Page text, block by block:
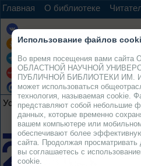
Главная О библиотеке
Услуги Ресурсы Проекты
Использование файлов
Во время посещения вами
ОБЛАСТНОЙ НАУЧНОЙ
ПУБЛИЧНОЙ БИБЛИОТЕКИ ИМ.
может использоваться
технология, называемая cookie.
представляют собой небольшие
данных, которые временно
вашем компьютере или
обеспечивают более
сайта. Продолжая просматривать
вы соглашаетесь с
cookie.